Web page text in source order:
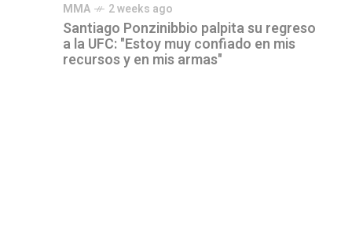
MMA 2 weeks ago
Santiago Ponzinibbio palpita su regreso
a la UFC: "Estoy muy confiado en mis
recursos y en mis armas"